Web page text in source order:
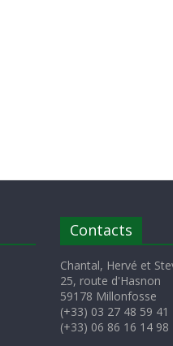
Contacts
Chantal, Hervé et
25, route d'Hasnon
59178 Millonfosse
(+33) 03 27 48 59 41
(+33) 06 86 16 14 98